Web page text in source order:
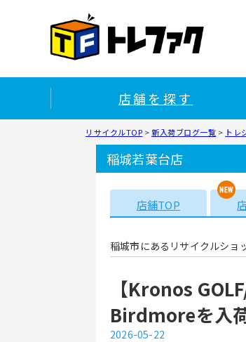
店舗を探す
リサイクルTOP >新入荷ブログ一覧 > トレ
稲城若葉台店
店舗TOP
稲城市にあるリサイクルショ
【Kronos
Birdmoreを入
2026-05-22